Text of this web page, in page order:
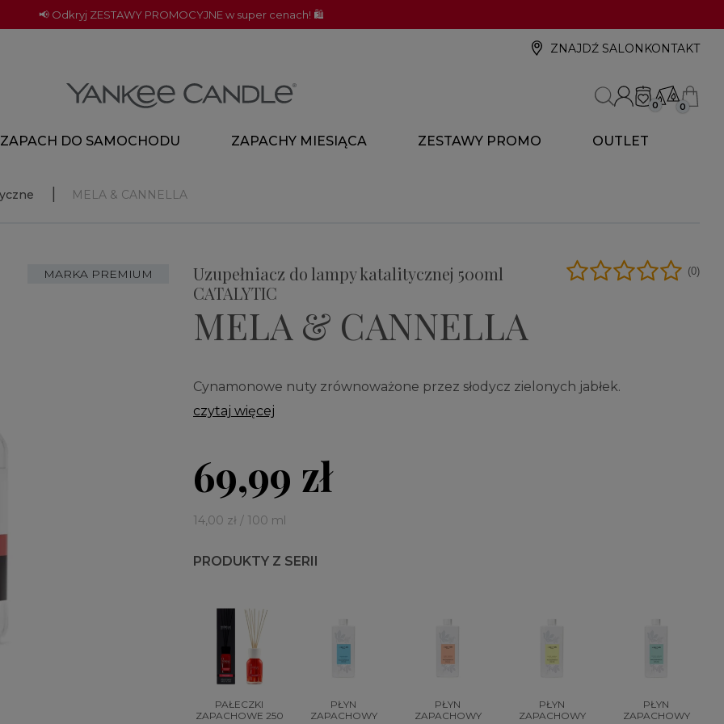
📢 Odkryj ZESTAWY PROMOCYJNE w super cenach! 🛍️
ZNAJDŹ SALON KONTAKT
0 0
ZAPACH DO SAMOCHODU ZAPACHY MIESIĄCA ZESTAWY PROMO OUTLET
MELA & CANNELLA
MARKA PREMIUM
Uzupełniacz do lampy katalitycznej 500ml
CATALYTIC
MELA & CANNELLA
(0)
Cynamonowe nuty zrównoważone przez słodycz zielonych jabłek.
czytaj więcej
69,99 zł
14,00 zł / 100 ml
PRODUKTY Z SERII
PAŁECZKI
ZAPACHOWE 250
PŁYN
ZAPACHOWY
PŁYN
ZAPACHOWY
PŁYN
ZAPACHOWY
PŁYN
ZAPACHOWY